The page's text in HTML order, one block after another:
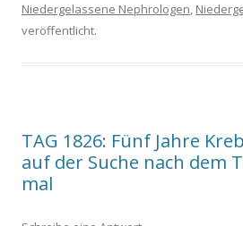
Niedergelassene Nephrologen,
veröffentlicht.
TAG 1826: Fünf Jahre
auf der Suche nach dem
mal